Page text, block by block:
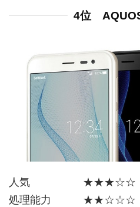
4位
人気 ★★★☆☆
処理能力 ★★☆☆☆